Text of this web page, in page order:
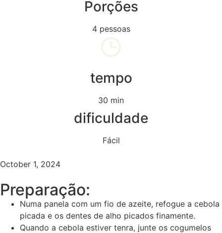
Porções
4 pessoas
tempo
30 min
dificuldade
Fácil
October 1, 2024
Preparação:
Numa panela com um fio de azeite, refogue a cebola
picada e os dentes de alho picados finamente.
Quando a cebola estiver tenra, junte os cogumelos